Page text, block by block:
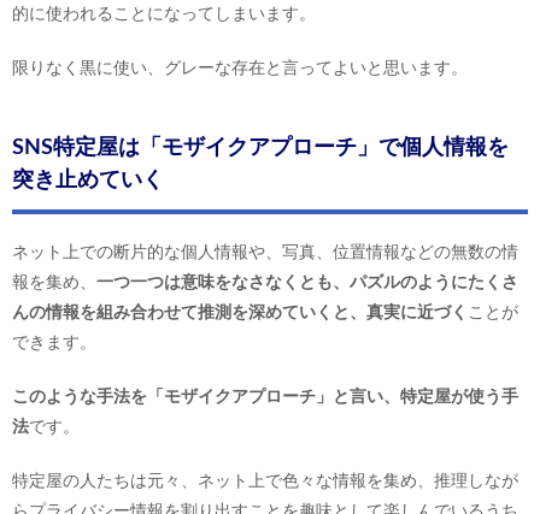
的に使われることになってしまいます。
限りなく黒に使い、グレーな存在と言ってよいと思います。
SNS特定屋は「モザイクアプローチ」で個人情報を
突き止めていく
ネット上での断片的な個人情報や、写真、位置情報などの無数の情
報を集め、 一つ一つは意味をなさなくとも、パズルのようにたくさ
んの情報を組み合わせて推測を深めていくと、真実に近づく ことが
できます。
このような手法を「モザイクアプローチ」と言い、特定屋が使う手
法です。
特定屋の人たちは元々、ネット上で色々な情報を集め、推理しなが